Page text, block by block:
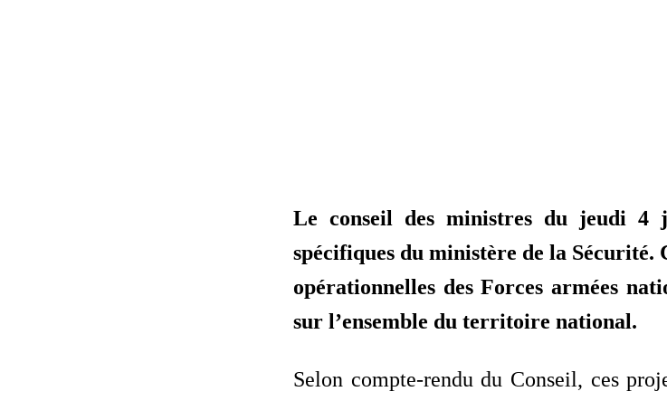
Le conseil des ministres du jeudi
spécifiques du ministère de la Sécurité.
opérationnelles des Forces armées
sur l’ensemble du territoire national.
Selon compte-rendu du Conseil, ces